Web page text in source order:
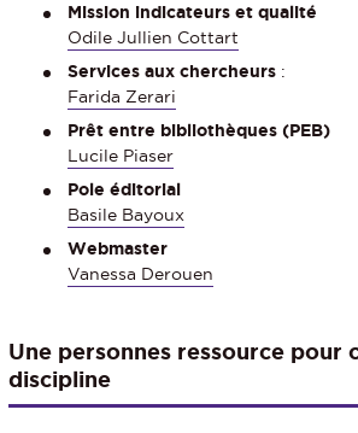
Mission indicateurs et qualité
Odile Jullien Cottart
Services aux chercheurs :
Farida Zerari
Prêt entre bibliothèques (PEB)
Lucile Piaser
Pole éditorial
Basile Bayoux
Webmaster
Vanessa Derouen
Une personnes ressource pour
discipline